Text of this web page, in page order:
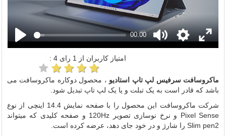
00:00
امتیاز کاربران از 1 رای 4
:
ماکروسافت سرفیس لپ تاپ استادیو ، محصول دوکاره ماکروسافت می
باشد که قادر است به یک تبلت و یا یک لپ تاپ تبدیل شود.
شرکت ماکروسافت این محصول را با صفحه نمایش 14.4 اینچی از نوع
Pixel Sense و نرخ نوسازی تصویر 120Hz و صفحه کلیدی که میتواند
Slim pen2 را شارژ و در خود جای دهد، عرضه کرده است.